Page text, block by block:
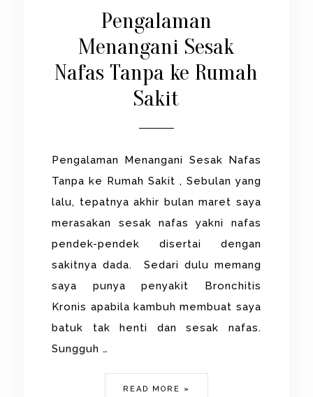
Pengalaman
Menangani Sesak
Nafas Tanpa ke Rumah
Sakit
Pengalaman Menangani Sesak Nafas
Tanpa ke Rumah Sakit , Sebulan yang
lalu, tepatnya akhir bulan maret saya
merasakan sesak nafas yakni nafas
pendek-pendek disertai dengan
sakitnya dada. Sedari dulu memang
saya punya penyakit Bronchitis
Kronis apabila kambuh membuat saya
batuk tak henti dan sesak nafas.
Sungguh …
READ MORE »